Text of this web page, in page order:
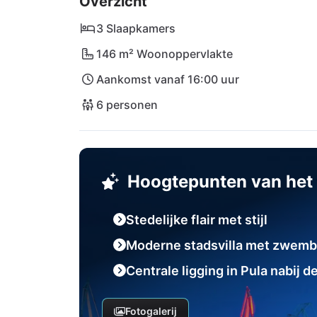
aangelegde stadsstrand van Pula is
aflopend kiezelstrand en een ontspannen
Voor actieve vakantiedagen is een uitstap
raden. Of je nu van kliffen springt,
kustlandschap – hier komt iedereen aan zijn
3 Slaapkamers
146 m² Woonoppervlakte
Aankomst vanaf 16:00 uur
6 personen
Hoogtepunten van
Stedelijke flair met stijl
Moderne stadsvilla met
Centrale ligging in Pula nabij
Fotogalerij